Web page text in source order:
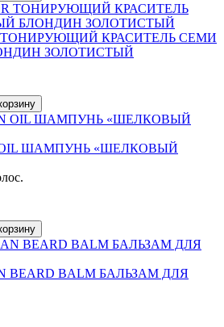
ТОНИРУЮЩИЙ КРАСИТЕЛЬ СЕМИ
ЗОЛОТИСТЫЙ
OIL ШАМПУНЬ «ШЕЛКОВЫЙ
BEARD BALM БАЛЬЗАМ ДЛЯ